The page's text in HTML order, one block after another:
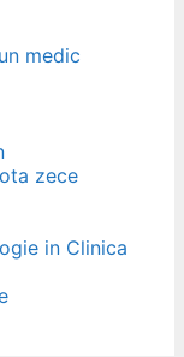
medic
zece
in Clinica